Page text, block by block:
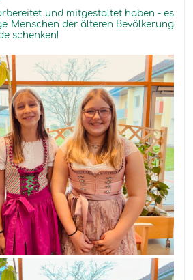
und mitgestaltet haben - es
Menschen der älteren Bevölkerung
schenken!